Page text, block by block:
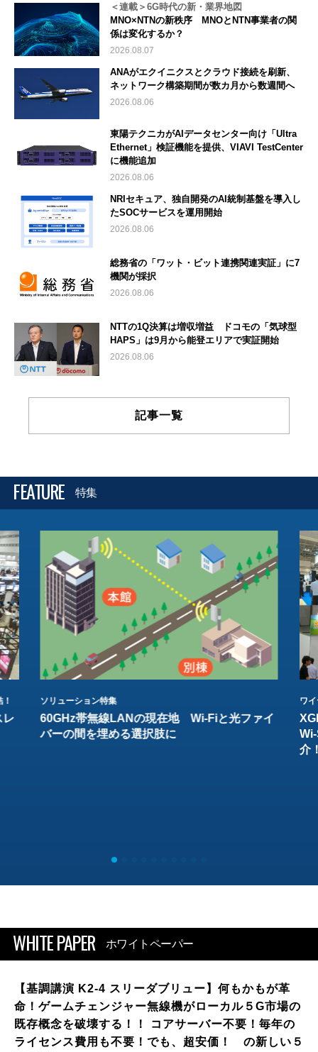
＜連載＞6G時代の新・業界地図
MNO×NTNの新秩序 MNOとNTN事業者の関
係は変化するか？
2026.08.07
ANAがエクイニクスとクラウド接続を刷新、
ネットワーク構築期間が数カ月から数週間へ
2026.08.06
東陽テクニカがAIデータセンター向け「Ultra
Ethernet」検証機能を提供、VIAVI TestCenter
に機能追加
2026.08.06
NRIセキュア、独自開発のAI統制基盤を導入し
たSOCサービスを運用開始
2026.08.06
総務省の「ワット・ビット連携関連実証」に7
機関が採択
2026.08.06
NTTの1Q決算は増収増益 ドコモの「気球型
HAPS」は9月から能登エリアで実証開始
2026.08.06
記事一覧
FEATURE 特集
レ
ソリューション特集
60GHz帯無線LANの現在地 Wi-Fiと光ファイ
バーの間を埋める選択肢に
ワ
介
WHITE PAPER ホワイトペーパー
【基調講演 K2-4 スリーダブリュー】何もかもが革
命！ゲームチェンジャー無線機がローカル５G市場の
既存概念を破壊する！！ コアサーバー不要！毎年の
ライセンス費用も不要！でも、超安価！ の新しい５